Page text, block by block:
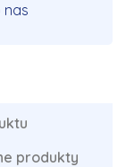
nas
produkty